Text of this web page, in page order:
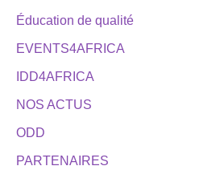
Éducation de qualité
EVENTS4AFRICA
IDD4AFRICA
NOS ACTUS
ODD
PARTENAIRES